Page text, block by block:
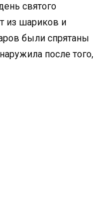
святого
из шариков и
были спрятаны
после того,